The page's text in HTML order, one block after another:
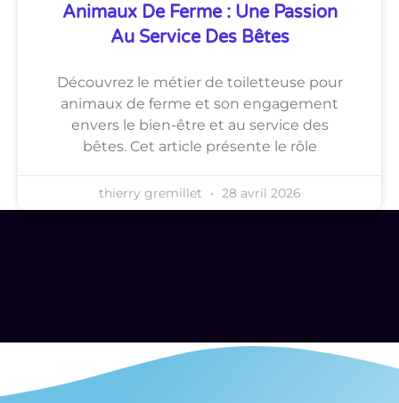
Animaux De Ferme : Une Passion
Au Service Des Bêtes
Découvrez le métier de toiletteuse pour
animaux de ferme et son engagement
envers le bien-être et au service des
bêtes. Cet article présente le rôle
thierry gremillet 28 avril 2026